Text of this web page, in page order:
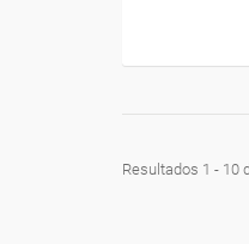
Resultados 1 - 10